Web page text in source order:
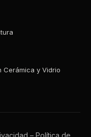
Cerámica y Vidrio